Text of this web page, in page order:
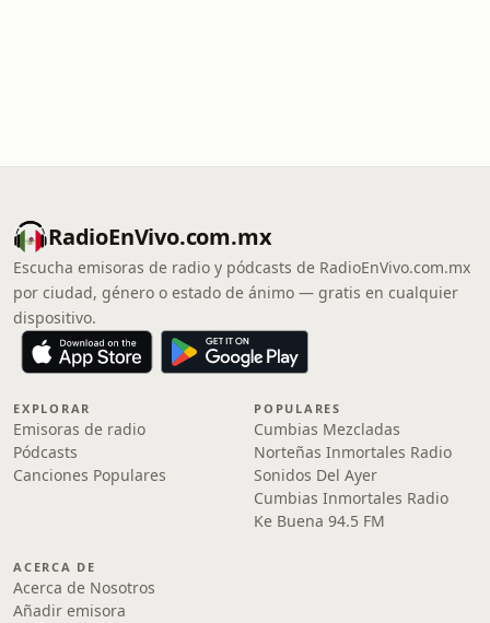
RadioEnVivo.com.mx
Escucha emisoras de radio y pódcasts de RadioEnVivo.com.mx
por ciudad, género o estado de ánimo — gratis en cualquier
dispositivo.
EXPLORAR
Emisoras de radio
Pódcasts
Canciones Populares
POPULARES
Cumbias Mezcladas
Norteñas Inmortales Radio
Sonidos Del Ayer
Cumbias Inmortales Radio
Ke Buena 94.5 FM
ACERCA DE
Acerca de Nosotros
Añadir emisora